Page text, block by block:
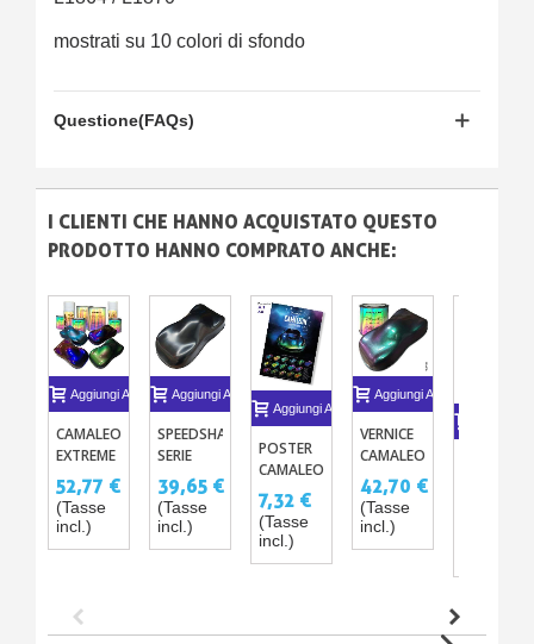
mostrati su 10 colori di sfondo
Questione(FAQs)
I CLIENTI CHE HANNO ACQUISTATO QUESTO
PRODOTTO HANNO COMPRATO ANCHE:
Aggiungi Al Carrello
CAMALEONTE
EXTREME
52,77 €
(Tasse
incl.)
Aggiungi Al Carrello
SPEEDSHAPES
SERIE
BASE
(20CM)
39,65 €
(Tasse
incl.)
Aggiungi Al Carrello
POSTER
CAMALEONTE
EXTREME
7,32 €
(Tasse
incl.)
Aggiungi Al Carrello
VERNICE
CAMALEONTE
A BASE
SOLVENTE
250ML -
500ML -
42,70 €
(Tasse
incl.)